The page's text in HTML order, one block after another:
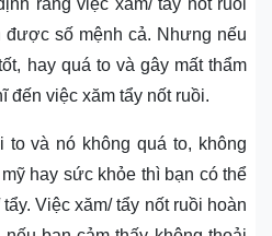
được số mệnh cả. Nhưng nếu
hay quá to và gây mất thẩm
đến việc xăm tẩy nốt ruồi.
to và nó không quá to, không
hay sức khỏe thì bạn có thể
Việc xăm/ tẩy nốt ruồi hoàn